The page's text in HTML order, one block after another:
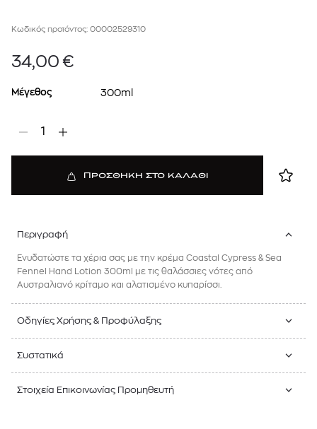
Κωδικός προϊόντος: 00002529310
34,00 €
Μέγεθος 300ml
1
ΠΡΟΣΘΗΚΗ ΣΤΟ ΚΑΛΑΘΙ
Περιγραφή
Ενυδατώστε τα χέρια σας με την κρέμα Coastal Cypress & Sea
Fennel Hand Lotion 300ml με τις θαλάσσιες νότες από
Αυστραλιανό κρίταμο και αλατισμένο κυπαρίσσι.
Οδηγίες Χρήσης & Προφύλαξης
Συστατικά
Στοιχεία Επικοινωνίας Προμηθευτή